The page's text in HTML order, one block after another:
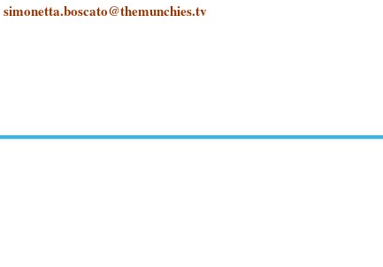
simonetta.boscato@themunchies.tv